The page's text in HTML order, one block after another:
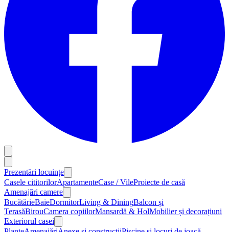
Prezentări locuințe
Casele cititorilorApartamenteCase / VileProiecte de casă
Amenajări camere
BucătărieBaieDormitorLiving & DiningBalcon și
TerasăBirouCamera copiilorMansardă & HolMobilier și decorațiuni
Exteriorul casei